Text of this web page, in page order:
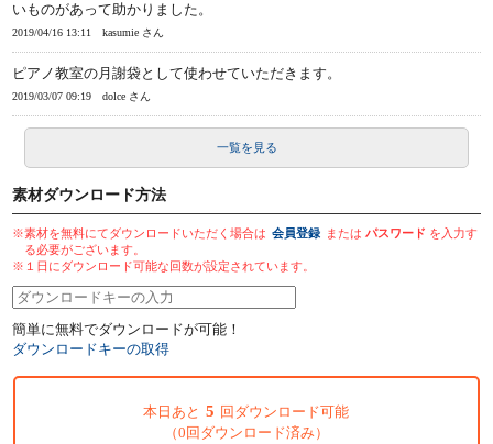
いものがあって助かりました。
2019/04/16 13:11 kasumie さん
ピアノ教室の月謝袋として使わせていただきます。
2019/03/07 09:19 dolce さん
一覧を見る
素材ダウンロード方法
※素材を無料にてダウンロードいただく場合は 会員登録 またはパスワード を入力す
る必要がございます。
※１日にダウンロード可能な回数が設定されています。
簡単に無料でダウンロードが可能！
ダウンロードキーの取得
本日あと 5 回ダウンロード可能
（0回ダウンロード済み）